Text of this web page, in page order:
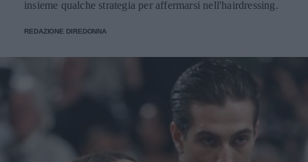
insieme qualche strategia per affermarsi nell'hairdressing.
REDAZIONE DIREDONNA